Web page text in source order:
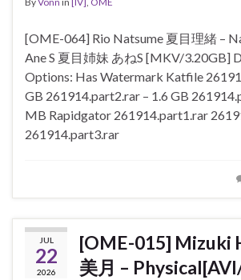
[OME-064] Rio Natsume 夏目理緒 –
Ane S 夏目姉妹 あねS [MKV/3.20GB]
Options: Has Watermark Katfile
GB 261914.part2.rar – 1.6 GB
MB Rapidgator 261914.part1.rar
261914.part3.rar
JUL
22
2026
[OME-015] Mizuki
美月 –